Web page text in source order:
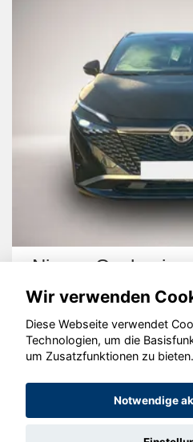
Nissan Qashqai
© konjunkturmotor.de
Wir verwenden
Diese Webseite verwendet
Technologien, um die
um Zusatzfunktionen zu bieten.
Notwendige